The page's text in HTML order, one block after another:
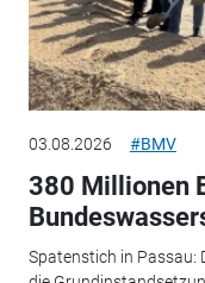
03.08.2026 #BMV
380 Millionen
Spatenstich in Passau: